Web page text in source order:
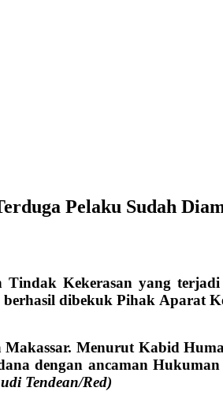
Pelaku Sudah
Kekerasan yang
dibekuk Pihak Aparat
Menurut Kabid
dengan ancaman
Tendean/Red)